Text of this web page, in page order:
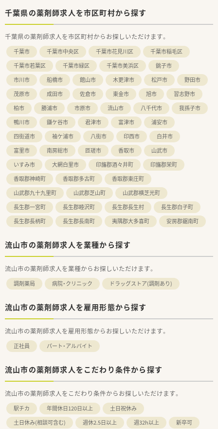
に今後もさらなる店舗網の拡大とサービス向上を目指していま
【職場環境と雰囲気】
■驚異の調剤過誤率0.03%を実現する高度なシステムが全店舗
に備わっており、一人薬剤師の時間帯でも安心して業務に臨めま
す。
■20代から30代の若手スタッフが中心となって活躍しており、
全社員が一丸となって助け合う温かく活気のある雰囲気です。
■社員割引制度により医薬品や日用品を原価に近い価格でお得
に購入できるなど、日々の生活をサポートする福利厚生も好評で
す。
【こんな取り組みをしています】
■音声薬歴システムの「ENIFvoice」を全店で導入しており、薬歴
作成に掛かる時間を大幅に短縮し業務の効率化を推進していま
す。
■自動監査システムの「ATTELNO2」を活用することで調剤過誤
を極限まで防ぎ、精度の高い安全な調剤体制を構築しています。
■部活動やリゾートマンションの利用など多種多様な福利厚生
が用意されており、休日には仲間や家族と楽しく過ごせます。
千葉県の薬剤師求人を市区町村から探す
千葉県の薬剤師求人を市区町村からお探しいただけます。
千葉市 千葉市中央区 千葉市花見川区
千葉市稲毛区
千葉市若葉区
千葉市緑区 千葉市美浜区
銚子市
市川市
船橋市 館山市 木更津市 松戸市
野田市
茂原市
成田市 佐倉市 東金市 旭市
習志野市
柏市
勝浦市 市原市 流山市 八千代市
我孫子市
鴨川市
鎌ケ谷市 君津市 富津市
浦安市
四街道市
袖ケ浦市 八街市 印西市
白井市
富里市
南房総市 匝瑳市 香取市
山武市
いすみ市
大網白里市 印旛郡酒々井町
印旛郡栄町
香取郡神崎町
香取郡多古町
香取郡東庄町
山武郡九十九里町
山武郡芝山町
山武郡横芝光町
長生郡一宮町
長生郡睦沢町 長生郡長生村
長生郡白子町
長生郡長柄町
長生郡長南町 夷隅郡大多喜町 安房郡鋸南町
流山市の薬剤師求人を業種から探す
流山市の薬剤師求人を業種からお探しいただけます。
調剤薬局 病院・クリニック ドラッグストア(調剤あり)
流山市の薬剤師求人を雇用形態から探す
流山市の薬剤師求人を雇用形態からお探しいただけます。
正社員 パート・アルバイト
流山市の薬剤師求人をこだわり条件から探す
流山市の薬剤師求人をこだわり条件からお探しいただけます。
駅チカ 年間休日120日以上
土日祝休み
土日休み(相談可含む)
週休2.5日以上 週32h以上
新卒可